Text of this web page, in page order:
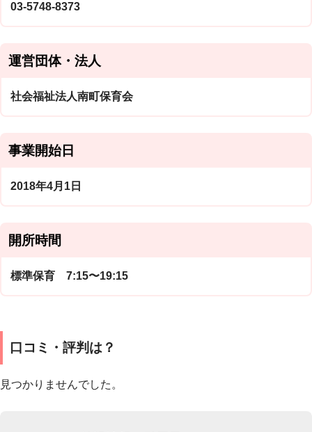
03-5748-8373
運営団体・法人
社会福祉法人南町保育会
事業開始日
2018年4月1日
開所時間
標準保育 7:15〜19:15
口コミ・評判は？
見つかりませんでした。